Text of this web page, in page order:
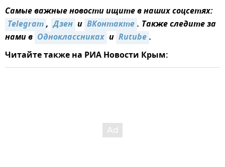
Самые важные новости ищите в наших соцсетях:
Telegram, Дзен и ВКонтакте. Также следите за
нами в Одноклассниках и Rutube.
Читайте также на РИА Новости Крым: